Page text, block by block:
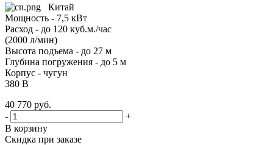
Китай
Мощность - 7,5 кВт
Расход - до 120 куб.м./час
(2000 л/мин)
Высота подъема - до 27 м
Глубина погружения - до 5 м
Корпус - чугун
380 В
40 770 руб.
-
+
В корзину
Скидка при заказе